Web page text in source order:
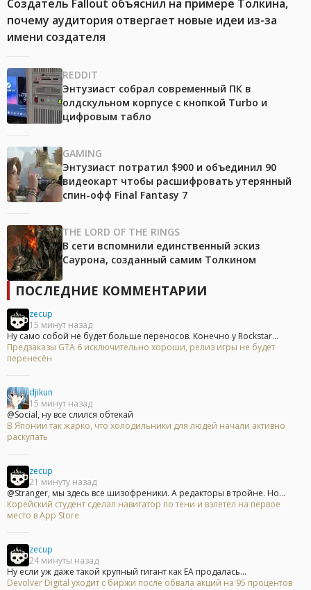
Создатель Fallout объяснил на примере Толкина,
почему аудитория отвергает новые идеи из-за
имени создателя
REDDIT
Энтузиаст собрал современный ПК в
олдскульном корпусе с кнопкой Turbo и
цифровым табло
GAMING
Энтузиаст потратил $900 и объединил 90
видеокарт чтобы расшифровать утерянный
спин-офф Final Fantasy 7
THE LORD OF THE RINGS
В сети вспомнили единственный эскиз
Саурона, созданный самим Толкином
ПОСЛЕДНИЕ КОММЕНТАРИИ
zecup
15 минут назад
Ну само собой не будет больше переносов. Конечно у Rockstar...
Предзаказы GTA 6 исключительно хороши, релиз игры не будет
перенесён
djikun
15 минут назад
@Social, ну все слился обтекай
В Японии так жарко, что холодильники для людей начали активно
раскупать
zecup
21 минуту назад
@Stranger, мы здесь все шизофреники. А редакторы в тройне. Но...
Корейский студент сделал навигатор по тени и взлетел на первое
место в App Store
zecup
24 минуты назад
Ну если уж даже такой крупный гигант как ЕА продалась...
Devolver Digital уходит с биржи после обвала акций на 95 процентов